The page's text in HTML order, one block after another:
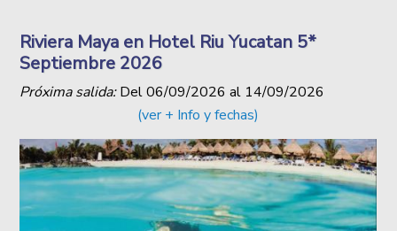
Riviera Maya en Hotel Riu Yucatan 5*
Septiembre 2026
Próxima salida:Del06/09/2026 al 14/09/2026
(ver + Info y fechas)